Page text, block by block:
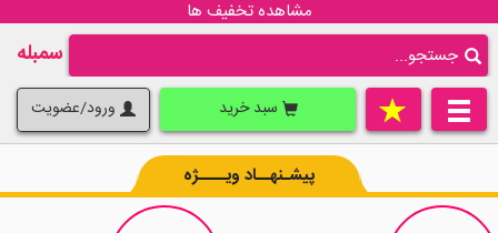
مشاهده تخفیف ها
سمبله
سبد خرید ورود/عضویت
پیشـنهــاد ویــــژه